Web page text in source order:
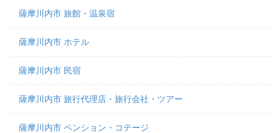
薩摩川内市 旅館・温泉宿
薩摩川内市 ホテル
薩摩川内市 民宿
薩摩川内市 旅行代理店・旅行会社・ツアー
薩摩川内市 ペンション・コテージ